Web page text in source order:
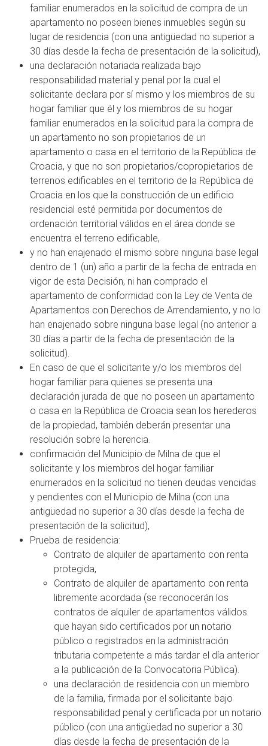
familiar enumerados en la solicitud de compra de un
apartamento no poseen bienes inmuebles según su
lugar de residencia (con una antigüedad no superior a
30 días desde la fecha de presentación de la solicitud),
una declaración notariada realizada bajo
responsabilidad material y penal por la cual el
solicitante declara por sí mismo y los miembros de su
hogar familiar que él y los miembros de su hogar
familiar enumerados en la solicitud para la compra de
un apartamento no son propietarios de un
apartamento o casa en el territorio de la República de
Croacia, y que no son propietarios/copropietarios de
terrenos edificables en el territorio de la República de
Croacia en los que la construcción de un edificio
residencial esté permitida por documentos de
ordenación territorial válidos en el área donde se
encuentra el terreno edificable,
y no han enajenado el mismo sobre ninguna base legal
dentro de 1 (un) año a partir de la fecha de entrada en
vigor de esta Decisión, ni han comprado el
apartamento de conformidad con la Ley de Venta de
Apartamentos con Derechos de Arrendamiento, y no lo
han enajenado sobre ninguna base legal (no anterior a
30 días a partir de la fecha de presentación de la
solicitud).
En caso de que el solicitante y/o los miembros del
hogar familiar para quienes se presenta una
declaración jurada de que no poseen un apartamento
o casa en la República de Croacia sean los herederos
de la propiedad, también deberán presentar una
resolución sobre la herencia.
confirmación del Municipio de Milna de que el
solicitante y los miembros del hogar familiar
enumerados en la solicitud no tienen deudas vencidas
y pendientes con el Municipio de Milna (con una
antigüedad no superior a 30 días desde la fecha de
presentación de la solicitud),
Prueba de residencia:
Contrato de alquiler de apartamento con renta
protegida,
Contrato de alquiler de apartamento con renta
libremente acordada (se reconocerán los
contratos de alquiler de apartamentos válidos
que hayan sido certificados por un notario
público o registrados en la administración
tributaria competente a más tardar el día anterior
a la publicación de la Convocatoria Pública).
una declaración de residencia con un miembro
de la familia, firmada por el solicitante bajo
responsabilidad penal y certificada por un notario
público (con una antigüedad no superior a 30
días desde la fecha de presentación de la